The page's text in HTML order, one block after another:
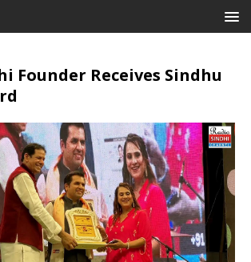
Founder Receives Sindhu